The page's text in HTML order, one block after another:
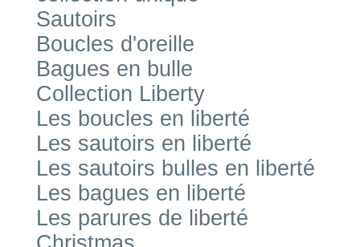
Sautoirs
Boucles d'oreille
Bagues en bulle
Collection Liberty
Les boucles en liberté
Les sautoirs en liberté
Les sautoirs bulles en liberté
Les bagues en liberté
Les parures de liberté